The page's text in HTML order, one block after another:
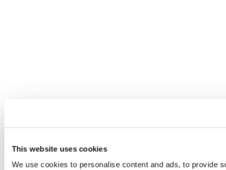
This website uses cookies
We use cookies to personalise content and ads, to provide